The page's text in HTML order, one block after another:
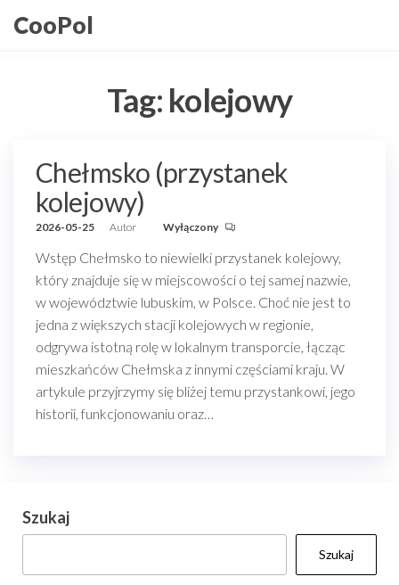
doCooPol
Tag: kolejowy
Chełmsko (przystanek
kolejowy)
2026-05-25 Autor Wyłączony
Wstęp Chełmsko to niewielki przystanek kolejowy,
który znajduje się w miejscowości o tej samej nazwie,
w województwie lubuskim, w Polsce. Choć nie jest to
jedna z większych stacji kolejowych w regionie,
odgrywa istotną rolę w lokalnym transporcie, łącząc
mieszkańców Chełmska z innymi częściami kraju. W
artykule przyjrzymy się bliżej temu przystankowi, jego
historii, funkcjonowaniu oraz…
Szukaj
Szukaj